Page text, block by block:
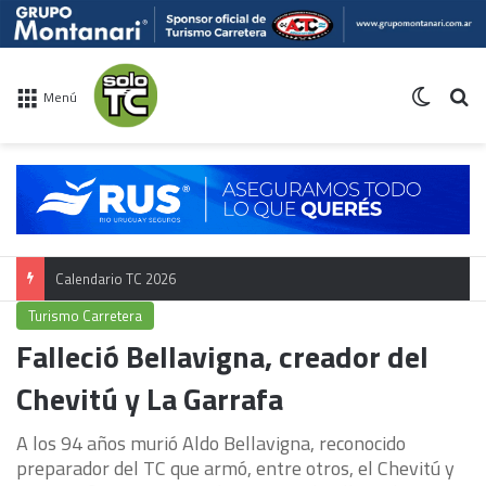
Menú
Calendario TC 2026
Turismo Carretera
Falleció Bellavigna, creador del
Chevitú y La Garrafa
A los 94 años murió Aldo Bellavigna, reconocido
preparador del TC que armó, entre otros, el Chevitú y